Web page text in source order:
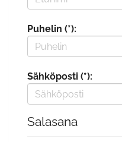
Puhelin (*):
Sähköposti (*):
Salasana